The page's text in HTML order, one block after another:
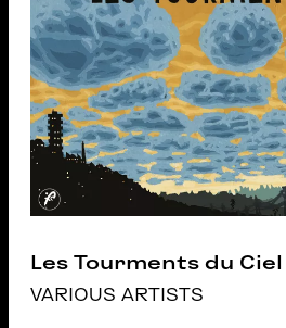
Les Tourments du Ciel
VARIOUS ARTISTS